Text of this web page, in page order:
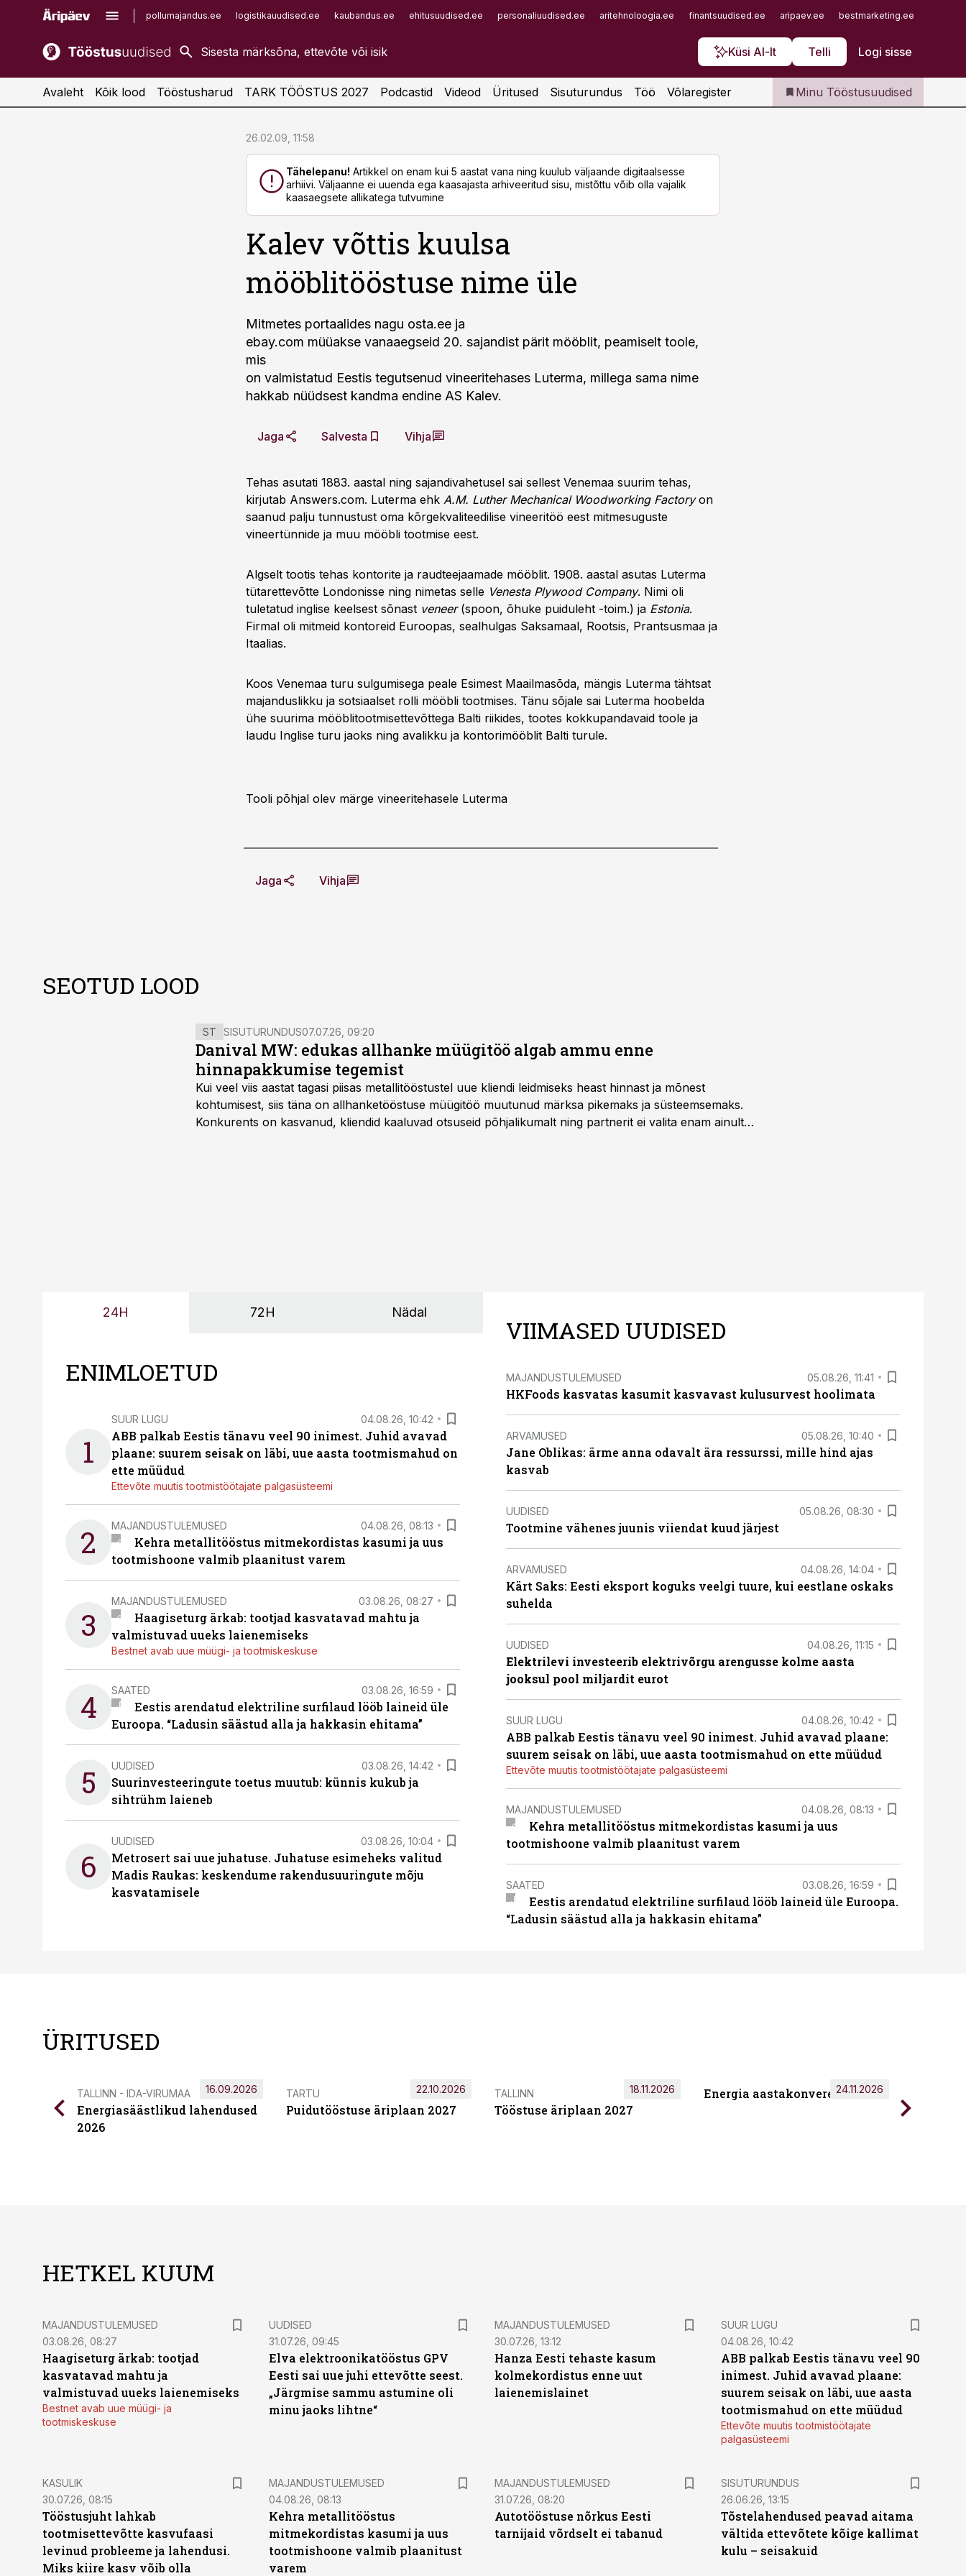
pollumajandus.ee logistikauudised.ee kaubandus.ee ehitusuudised.ee personaliuudised.ee aritehnoloogia.ee finantsuudised.ee aripaev.ee bestmarketing.ee
Küsi AI-lt Telli Logi sisse
kaubandus.ee
kinnisvarauudised.ee
imelineajalugu.ee
Infopank
Iseteenindus
Telli Tööstusuudised
Avaleht Kõik lood Tööstusharud TARK TÖÖSTUS 2027 Podcastid Videod Üritused Sisuturundus Töö Võlaregister Minu Tööstusuudised
26.02.09, 11:58
Tähelepanu! Artikkel on enam kui 5 aastat vana ning kuulub väljaande digitaalsesse
arhiivi. Väljaanne ei uuenda ega kaasajasta arhiveeritud sisu, mistõttu võib olla vajalik
kaasaegsete allikatega tutvumine
Kalev võttis kuulsa
mööblitööstuse nime üle
Mitmetes portaalides nagu osta.ee ja
ebay.com müüakse vanaaegseid 20. sajandist pärit mööblit, peamiselt toole,
mis
on valmistatud Eestis tegutsenud vineeritehases Luterma, millega sama nime
hakkab nüüdsest kandma endine AS Kalev.
Jaga Salvesta Vihja
Tehas asutati 1883. aastal ning sajandivahetusel sai sellest Venemaa suurim tehas,
kirjutab Answers.com. Luterma ehk A.M. Luther Mechanical Woodworking Factoryon
saanud palju tunnustust oma kõrgekvaliteedilise vineeritöö eest mitmesuguste
vineertünnide ja muu mööbli tootmise eest.
Algselt tootis tehas kontorite ja raudteejaamade mööblit. 1908. aastal asutas Luterma
tütarettevõtte Londonisse ning nimetas selle Venesta Plywood Company. Nimi oli
tuletatud inglise keelsest sõnast veneer(spoon, õhuke puiduleht -toim.) ja Estonia.
Firmal oli mitmeid kontoreid Euroopas, sealhulgas Saksamaal, Rootsis, Prantsusmaa ja
Itaalias.
Koos Venemaa turu sulgumisega peale Esimest Maailmasõda, mängis Luterma tähtsat
majanduslikku ja sotsiaalset rolli mööbli tootmises. Tänu sõjale sai Luterma hoobelda
ühe suurima mööblitootmisettevõttega Balti riikides, tootes kokkupandavaid toole ja
laudu Inglise turu jaoks ning avalikku ja kontorimööblit Balti turule.
Tooli põhjal olev märge vineeritehasele Luterma
Jaga Vihja
SEOTUD LOOD
ST SISUTURUNDUS07.07.26, 09:20
Danival MW: edukas allhanke müügitöö algab ammu enne
hinnapakkumise tegemist
Kui veel viis aastat tagasi piisas metallitööstustel uue kliendi leidmiseks heast hinnast ja mõnest
kohtumisest, siis täna on allhanketööstuse müügitöö muutunud märksa pikemaks ja süsteemsemaks.
Konkurents on kasvanud, kliendid kaaluvad otsuseid põhjalikumalt ning partnerit ei valita enam ainult
24H 72H Nädal
ENIMLOETUD
1
SUUR LUGU 04.08.26, 10:42
ABB palkab Eestis tänavu veel 90 inimest. Juhid avavad
plaane: suurem seisak on läbi, uue aasta tootmismahud on
ette müüdud
Ettevõte muutis tootmistöötajate palgasüsteemi
2 MAJANDUSTULEMUSED 04.08.26, 08:13
Kehra metallitööstus mitmekordistas kasumi ja uus
tootmishoone valmib plaanitust varem
3
MAJANDUSTULEMUSED 03.08.26, 08:27
Haagiseturg ärkab: tootjad kasvatavad mahtu ja
valmistuvad uueks laienemiseks
Bestnet avab uue müügi- ja tootmiskeskuse
4 SAATED 03.08.26, 16:59
Eestis arendatud elektriline surfilaud lööb laineid üle
Euroopa. “Ladusin säästud alla ja hakkasin ehitama”
5 UUDISED 03.08.26, 14:42
Suurinvesteeringute toetus muutub: künnis kukub ja
sihtrühm laieneb
6
UUDISED 03.08.26, 10:04
Metrosert sai uue juhatuse. Juhatuse esimeheks valitud
Madis Raukas: keskendume rakendusuuringute mõju
kasvatamisele
VIIMASED UUDISED
MAJANDUSTULEMUSED 05.08.26, 11:41
HKFoods kasvatas kasumit kasvavast kulusurvest hoolimata
ARVAMUSED 05.08.26, 10:40
Jane Oblikas: ärme anna odavalt ära ressurssi, mille hind ajas
kasvab
UUDISED 05.08.26, 08:30
Tootmine vähenes juunis viiendat kuud järjest
ARVAMUSED 04.08.26, 14:04
Kärt Saks: Eesti eksport koguks veelgi tuure, kui eestlane oskaks
suhelda
UUDISED 04.08.26, 11:15
Elektrilevi investeerib elektrivõrgu arengusse kolme aasta
jooksul pool miljardit eurot
SUUR LUGU 04.08.26, 10:42
ABB palkab Eestis tänavu veel 90 inimest. Juhid avavad plaane:
suurem seisak on läbi, uue aasta tootmismahud on ette müüdud
Ettevõte muutis tootmistöötajate palgasüsteemi
MAJANDUSTULEMUSED 04.08.26, 08:13
Kehra metallitööstus mitmekordistas kasumi ja uus
tootmishoone valmib plaanitust varem
SAATED 03.08.26, 16:59
Eestis arendatud elektriline surfilaud lööb laineid üle Euroopa.
“Ladusin säästud alla ja hakkasin ehitama”
ÜRITUSED
TALLINN - IDA-VIRUMAA
Energiasäästlikud lahendused
2026
16.09.2026 TARTU
Puidutööstuse äriplaan 2027
22.10.2026 TALLINN
Tööstuse äriplaan 2027
18.11.2026 Energia aastakonverents 2026
24.11.2026
HETKEL KUUM
MAJANDUSTULEMUSED
03.08.26, 08:27
Haagiseturg ärkab: tootjad
kasvatavad mahtu ja
valmistuvad uueks laienemiseks
Bestnet avab uue müügi- ja
tootmiskeskuse
UUDISED
31.07.26, 09:45
Elva elektroonikatööstus GPV
Eesti sai uue juhi ettevõtte seest.
„Järgmise sammu astumine oli
minu jaoks lihtne“
MAJANDUSTULEMUSED
30.07.26, 13:12
Hanza Eesti tehaste kasum
kolmekordistus enne uut
laienemislainet
SUUR LUGU
04.08.26, 10:42
ABB palkab Eestis tänavu veel 90
inimest. Juhid avavad plaane:
suurem seisak on läbi, uue aasta
tootmismahud on ette müüdud
Ettevõte muutis tootmistöötajate
palgasüsteemi
KASULIK
30.07.26, 08:15
Tööstusjuht lahkab
tootmisettevõtte kasvufaasi
levinud probleeme ja lahendusi.
Miks kiire kasv võib olla
MAJANDUSTULEMUSED
04.08.26, 08:13
Kehra metallitööstus
mitmekordistas kasumi ja uus
tootmishoone valmib plaanitust
varem
MAJANDUSTULEMUSED
31.07.26, 08:20
Autotööstuse nõrkus Eesti
tarnijaid võrdselt ei tabanud
ST
SISUTURUNDUS
26.06.26, 13:15
Tõstelahendused peavad aitama
vältida ettevõtete kõige kallimat
kulu – seisakuid